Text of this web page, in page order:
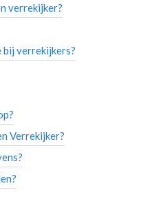
verrekijker?
verrekijkers?
Verrekijker?